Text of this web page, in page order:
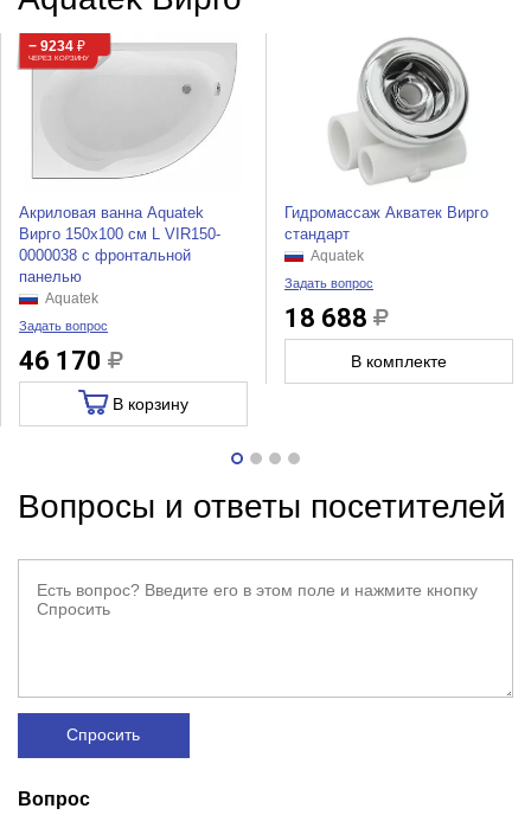
− 9234 ₽
ЧЕРЕЗ КОРЗИНУ
Акриловая ванна Aquatek
Вирго 150х100 см L VIR150-
0000038 с фронтальной
панелью
Aquatek
Задать вопрос
46 170
В корзину
Гидромассаж Акватек Вирго
стандарт
Aquatek
Задать вопрос
18 688
В комплекте
Вопросы и ответы посетителей
Спросить
Вопрос